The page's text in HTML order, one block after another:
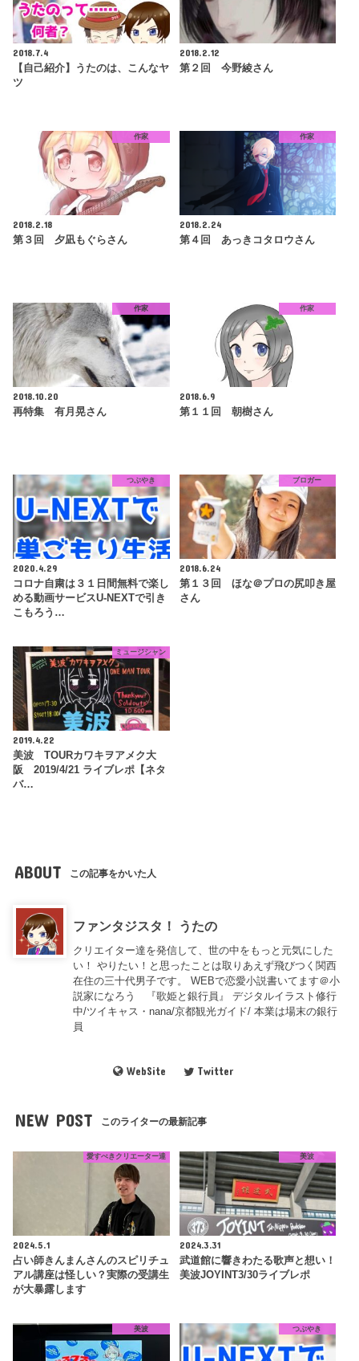
2018.7.4
【自己紹介】うたのは、こんなヤ
ツ
2018.2.12
第２回 今野綾さん
作家
2018.2.18
第３回 夕凪もぐらさん
作家
2018.2.24
第４回 あっきコタロウさん
作家
2018.10.20
再特集 有月晃さん
作家
2018.6.9
第１１回 朝樹さん
つぶやき
2020.4.29
コロナ自粛は３１日間無料で楽し
める動画サービスU-NEXTで引き
こもろう…
ブロガー
2018.6.24
第１３回 ほな＠プロの尻叩き屋
さん
ミュージシャン
2019.4.22
美波 TOURカワキヲアメク大
阪 2019/4/21 ライブレポ【ネタ
バ…
ABOUT この記事をかいた人
ファンタジスタ！ うたの
クリエイター達を発信して、世の中をもっと元気にした
い！ やりたい！と思ったことは取りあえず飛びつく関西
在住の三十代男子です。 WEBで恋愛小説書いてます＠小
説家になろう 『歌姫と銀行員』 デジタルイラスト修行
中/ツイキャス・nana/京都観光ガイド/ 本業は場末の銀行
員
WebSite Twitter
NEW POST このライターの最新記事
愛すべきクリエーター達
2024.5.1
占い師きんまんさんのスピリチュ
アル講座は怪しい？実際の受講生
が大暴露します
美波
2024.3.31
武道館に響きわたる歌声と想い！
美波JOYINT3/30ライブレポ
美波 つぶやき